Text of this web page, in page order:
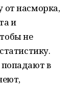
от насморка,
и
не
в